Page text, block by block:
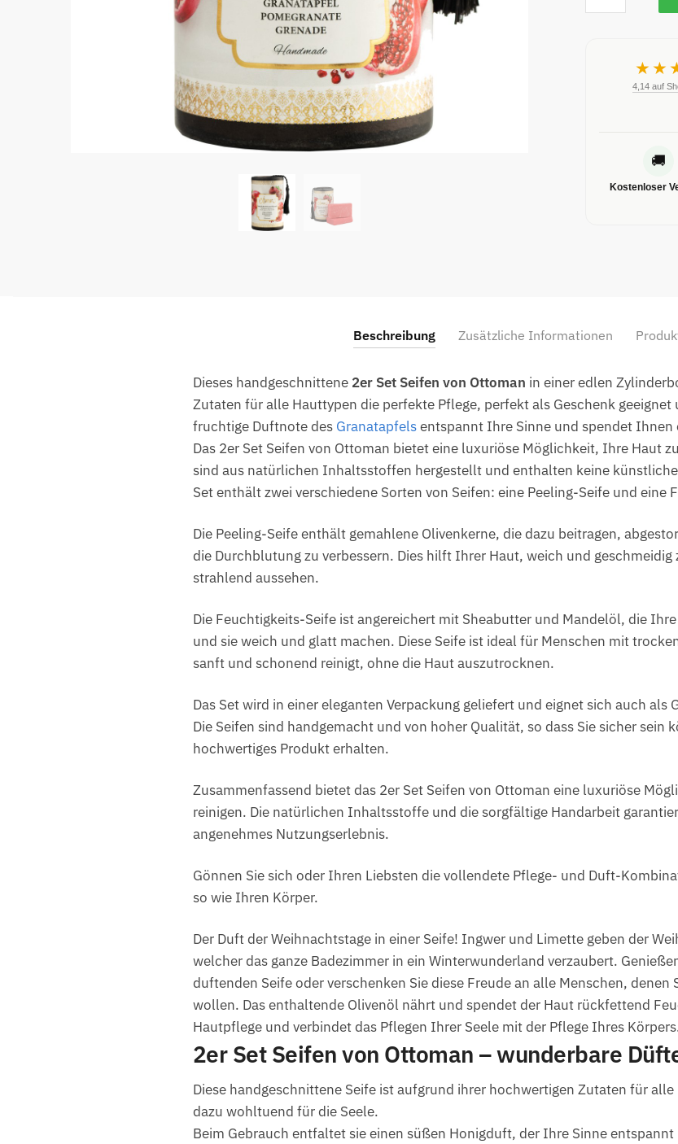
4,14 auf
🚚
Kostenloser
Beschreibung Zusätzliche Informationen
Dieses handgeschnittene 2er Set Seifen von Ottoman in einer edlen
Zutaten für alle Hauttypen die perfekte Pflege, perfekt als Geschenk
fruchtige Duftnote des Granatapfelsentspannt Ihre Sinne und spendet Ihnen
Das 2er Set Seifen von Ottoman bietet eine luxuriöse Möglichkeit, Ihre Haut
sind aus natürlichen Inhaltsstoffen hergestellt und enthalten keine
Set enthält zwei verschiedene Sorten von Seifen: eine Peeling-Seife und eine
Die Peeling-Seife enthält gemahlene Olivenkerne, die dazu beitragen,
die Durchblutung zu verbessern. Dies hilft Ihrer Haut, weich und
strahlend aussehen.
Die Feuchtigkeits-Seife ist angereichert mit Sheabutter und Mandelöl, die
und sie weich und glatt machen. Diese Seife ist ideal für Menschen mit
sanft und schonend reinigt, ohne die Haut auszutrocknen.
Das Set wird in einer eleganten Verpackung geliefert und eignet sich auch als
Die Seifen sind handgemacht und von hoher Qualität, so dass Sie sicher sein
hochwertiges Produkt erhalten.
Zusammenfassend bietet das 2er Set Seifen von Ottoman eine luxuriöse
reinigen. Die natürlichen Inhaltsstoffe und die sorgfältige Handarbeit
angenehmes Nutzungserlebnis.
Gönnen Sie sich oder Ihren Liebsten die vollendete Pflege- und Duft-
so wie Ihren Körper.
Der Duft der Weihnachtstage in einer Seife! Ingwer und Limette geben der
welcher das ganze Badezimmer in ein Winterwunderland verzaubert.
duftenden Seife oder verschenken Sie diese Freude an alle Menschen, denen
wollen. Das enthaltende Olivenöl nährt und spendet der Haut rückfettend
Hautpflege und verbindet das Pflegen Ihrer Seele mit der Pflege Ihres
2er Set Seifen von Ottoman – wunderbare
Diese handgeschnittene Seife ist aufgrund ihrer hochwertigen Zutaten für
dazu wohltuend für die Seele.
Beim Gebrauch entfaltet sie einen süßen Honigduft, der Ihre Sinne